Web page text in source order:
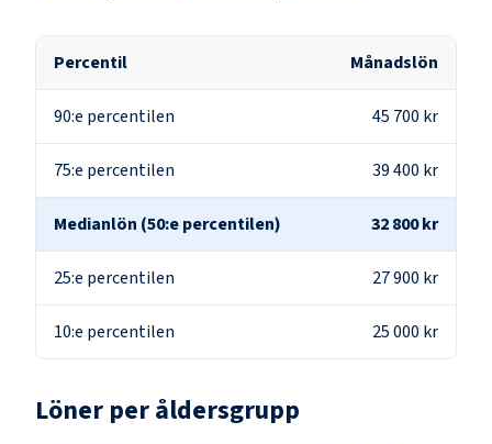
Percentil Månadslön
90:e percentilen 45 700 kr
75:e percentilen 39 400 kr
Medianlön (50:e percentilen) 32 800 kr
25:e percentilen 27 900 kr
10:e percentilen 25 000 kr
Löner per åldersgrupp